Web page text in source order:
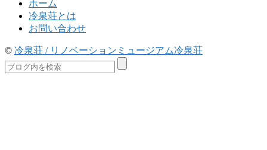
ホーム
冷泉荘とは
お問い合わせ
© 冷泉荘 / リノベーションミュージアム冷泉荘